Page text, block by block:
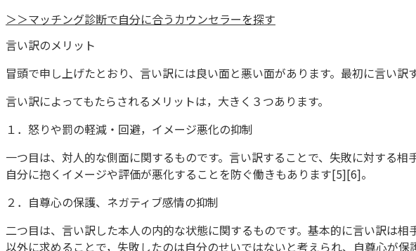
＞＞マッチング診断で自分に合うカウンセラーを探す
言い訳のメリット
冒頭で申し上げたとおり、言い訳には良い面と悪い面があります。最初に言い
言い訳によってもたらされるメリットは，大きく３つあります。
１．怒りや罰の軽減・回避，イメージ悪化の抑制
一つ目は、対人的な側面に関するものです。言い訳することで、失敗に対する
自分に抱くイメージや評価が悪化することを防ぐ働きもあります[5][6]。
２．自尊心の保護、ネガティブ感情の抑制
二つ目は、言い訳した本人の内的な状態に関するものです。基本的に言い訳は
以外に求めることで，失敗したのは自分のせいではないと考えられ、自尊心が